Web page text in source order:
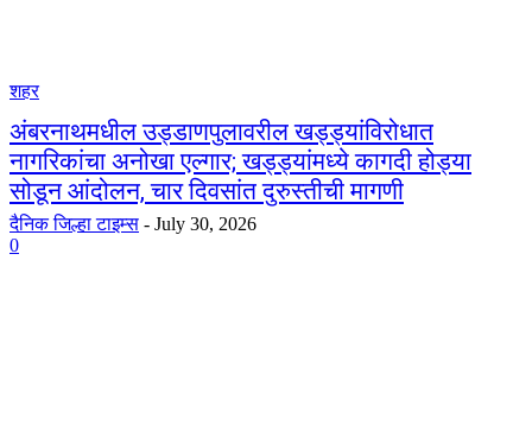
शहर
अंबरनाथमधील उड्डाणपुलावरील खड्ड्यांविरोधात
नागरिकांचा अनोखा एल्गार; खड्ड्यांमध्ये कागदी होड्या
सोडून आंदोलन, चार दिवसांत दुरुस्तीची मागणी
दैनिक जिल्हा टाइम्स - July 30, 2026
0